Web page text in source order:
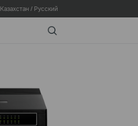
Казахстан / Русский
Search